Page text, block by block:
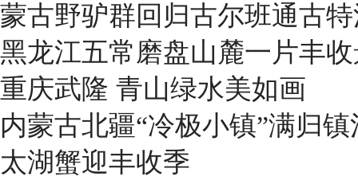
蒙古野驴群回归古尔班通古
黑龙江五常磨盘山麓一片丰
重庆武隆 青山绿水美如画
内蒙古北疆“冷极小镇”满归
太湖蟹迎丰收季